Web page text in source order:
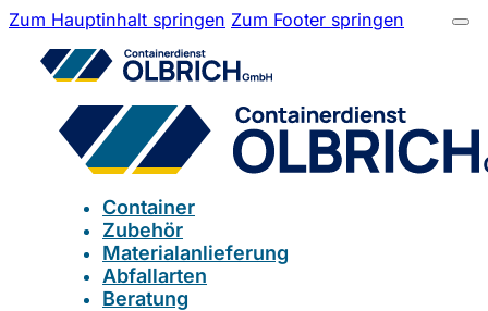
Zum Hauptinhalt springen Zum Footer springen
Container
Zubehör
Materialanlieferung
Abfallarten
Beratung